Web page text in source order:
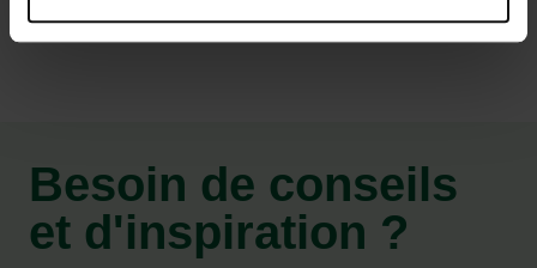
Besoin de conseils
et d'inspiration ?